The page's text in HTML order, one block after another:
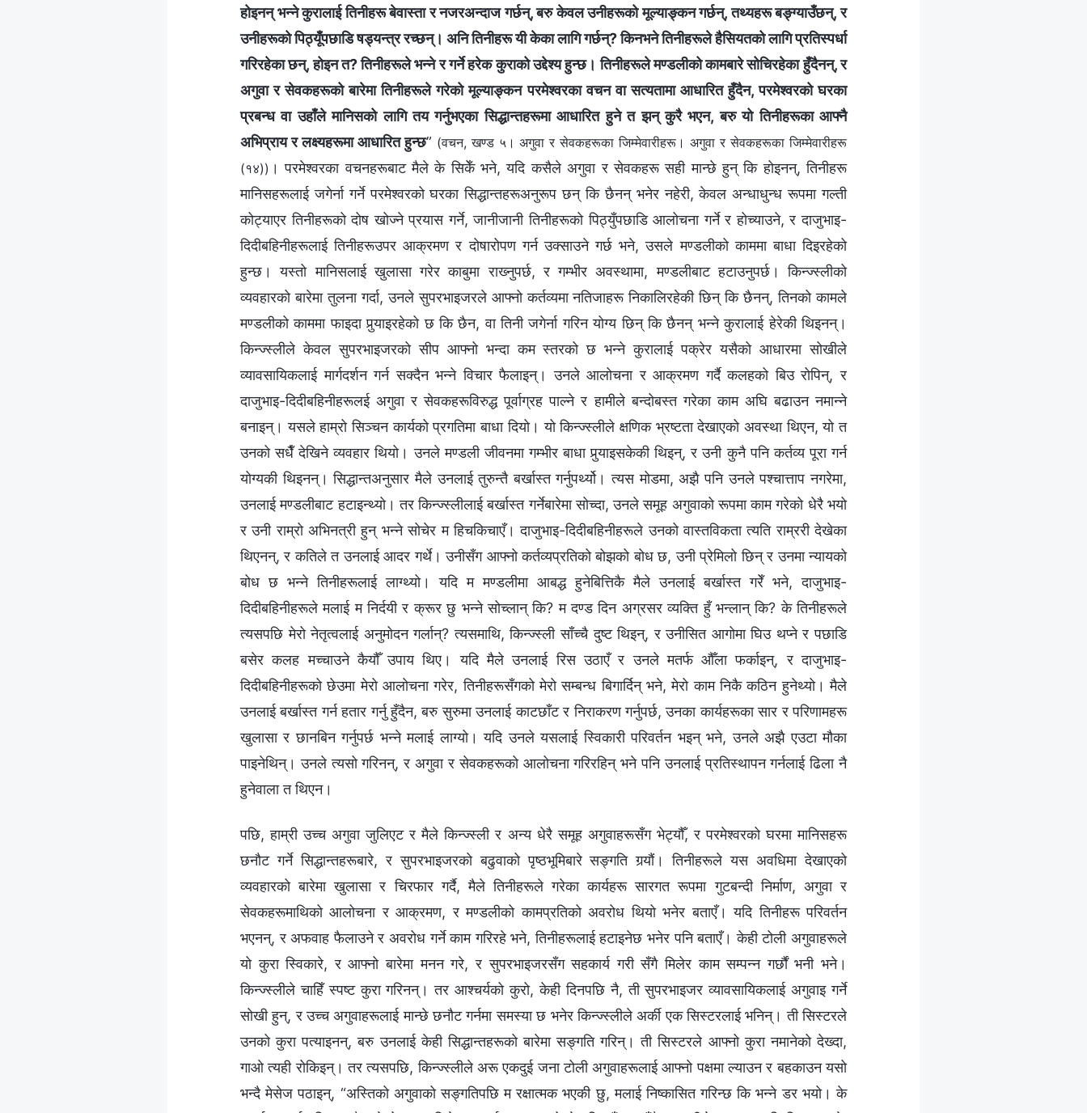
होइनन् भन्‍ने कुरालाई तिनीहरू बेवास्ता र नजरअन्दाज गर्छन्, बरु केवल उनीहरूको मूल्याङ्कन गर्छन्, तथ्यहरू बङ्ग्याउँछन्, र
उनीहरूको पिठ्यूँपछाडि षड्यन्त्र रच्छन्। अनि तिनीहरू यी केका लागि गर्छन्? किनभने तिनीहरूले हैसियतको लागि प्रतिस्पर्धा
गरिरहेका छन्, होइन त? तिनीहरूले भन्‍ने र गर्ने हरेक कुराको उद्देश्य हुन्छ। तिनीहरूले मण्डलीको कामबारे सोचिरहेका हुँदैनन्, र
अगुवा र सेवकहरूको बारेमा तिनीहरूले गरेको मूल्याङ्कन परमेश्‍वरका वचन वा सत्यतामा आधारित हुँदैन, परमेश्‍वरको घरका
प्रबन्ध वा उहाँले मानिसको लागि तय गर्नुभएका सिद्धान्तहरूमा आधारित हुने त झन् कुरै भएन, बरु यो तिनीहरूका आफ्नै
अभिप्राय र लक्ष्यहरूमा आधारित हुन्छ” (वचन, खण्ड ५। अगुवा र सेवकहरूका जिम्‍मेवारीहरू। अगुवा र सेवकहरूका जिम्‍मेवारीहरू
(१४)) । परमेश्‍वरका वचनहरूबाट मैले के सिकेँ भने, यदि कसैले अगुवा र सेवकहरू सही मान्छे हुन् कि होइनन्, तिनीहरू
मानिसहरूलाई जगेर्ना गर्ने परमेश्‍वरको घरका सिद्धान्तहरूअनुरूप छन् कि छैनन् भनेर नहेरी, केवल अन्धाधुन्ध रूपमा गल्ती
कोट्याएर तिनीहरूको दोष खोज्ने प्रयास गर्ने, जानीजानी तिनीहरूको पिठ्युँपछाडि आलोचना गर्ने र होच्याउने, र दाजुभाइ-
दिदीबहिनीहरूलाई तिनीहरूउपर आक्रमण र दोषारोपण गर्न उक्साउने गर्छ भने, उसले मण्डलीको काममा बाधा दिइरहेको
हुन्छ। यस्तो मानिसलाई खुलासा गरेर काबुमा राख्‍नुपर्छ, र गम्‍भीर अवस्थामा, मण्डलीबाट हटाउनुपर्छ। किन्ज्स्लीको
व्यवहारको बारेमा तुलना गर्दा, उनले सुपरभाइजरले आफ्‍नो कर्तव्यमा नतिजाहरू निकालिरहेकी छिन् कि छैनन्, तिनको कामले
मण्डलीको काममा फाइदा पुर्‍याइरहेको छ कि छैन, वा तिनी जगेर्ना गरिन योग्य छिन् कि छैनन् भन्‍ने कुरालाई हेरेकी थिइनन्।
किन्ज्स्लीले केवल सुपरभाइजरको सीप आफ्नो भन्दा कम स्तरको छ भन्‍ने कुरालाई पक्रेर यसैको आधारमा सोखीले
व्यावसायिकलाई मार्गदर्शन गर्न सक्दैन भन्‍ने विचार फैलाइन्। उनले आलोचना र आक्रमण गर्दै कलहको बिउ रोपिन्, र
दाजुभाइ-दिदीबहिनीहरूलई अगुवा र सेवकहरूविरुद्ध पूर्वाग्रह पाल्‍ने र हामीले बन्दोबस्त गरेका काम अघि बढाउन नमान्‍ने
बनाइन्। यसले हाम्रो सिञ्‍चन कार्यको प्रगतिमा बाधा दियो। यो किन्ज्स्लीले क्षणिक भ्रष्टता देखाएको अवस्था थिएन, यो त
उनको सधैँ देखिने व्यवहार थियो। उनले मण्डली जीवनमा गम्‍भीर बाधा पुर्‍याइसकेकी थिइन्, र उनी कुनै पनि कर्तव्य पूरा गर्न
योग्यकी थिइनन्। सिद्धान्तअनुसार मैले उनलाई तुरुन्तै बर्खास्त गर्नुपर्थ्यो। त्यस मोडमा, अझै पनि उनले पश्‍चात्ताप नगरेमा,
उनलाई मण्डलीबाट हटाइन्थ्यो। तर किन्ज्स्लीलाई बर्खास्त गर्नेबारेमा सोच्दा, उनले समूह अगुवाको रूपमा काम गरेको धेरै भयो
र उनी राम्रो अभिनत्री हुन् भन्‍ने सोचेर म हिचकिचाएँ। दाजुभाइ-दिदीबहिनीहरूले उनको वास्तविकता त्यति राम्ररी देखेका
थिएनन्, र कतिले त उनलाई आदर गर्थे। उनीसँग आफ्‍नो कर्तव्यप्रतिको बोझको बोध छ, उनी प्रेमिलो छिन् र उनमा न्यायको
बोध छ भन्‍ने तिनीहरूलाई लाग्थ्यो। यदि म मण्डलीमा आबद्ध हुनेबित्तिकै मैले उनलाई बर्खास्त गरेँ भने, दाजुभाइ-
दिदीबहिनीहरूले मलाई म निर्दयी र क्रूर छु भन्‍ने सोच्लान् कि? म दण्ड दिन अग्रसर व्यक्ति हुँ भन्लान् कि? के तिनीहरूले
त्यसपछि मेरो नेतृत्वलाई अनुमोदन गर्लान्? त्यसमाथि, किन्ज्स्ली साँच्‍चै दुष्ट थिइन्, र उनीसित आगोमा घिउ थप्‍ने र पछाडि
बसेर कलह मच्‍चाउने कैयौँ उपाय थिए। यदि मैले उनलाई रिस उठाएँ र उनले मतर्फ औँला फर्काइन्, र दाजुभाइ-
दिदीबहिनीहरूको छेउमा मेरो आलोचना गरेर, तिनीहरूसँगको मेरो सम्‍बन्ध बिगार्दिन् भने, मेरो काम निकै कठिन हुनेथ्यो। मैले
उनलाई बर्खास्त गर्न हतार गर्नु हुँदैन, बरु सुरुमा उनलाई काटछाँट र निराकरण गर्नुपर्छ, उनका कार्यहरूका सार र परिणामहरू
खुलासा र छानबिन गर्नुपर्छ भन्‍ने मलाई लाग्यो। यदि उनले यसलाई स्विकारी परिवर्तन भइन् भने, उनले अझै एउटा मौका
पाइनेथिन्। उनले त्यसो गरिनन्, र अगुवा र सेवकहरूको आलोचना गरिरहिन् भने पनि उनलाई प्रतिस्थापन गर्नलाई ढिला नै
हुनेवाला त थिएन।
पछि, हाम्री उच्‍च अगुवा जुलिएट र मैले किन्ज्स्ली र अन्य धेरै समूह अगुवाहरूसँग भेट्यौँ, र परमेश्‍वरको घरमा मानिसहरू
छनौट गर्ने सिद्धान्तहरूबारे, र सुपरभाइजरको बढुवाको पृष्ठभूमिबारे सङ्गति गर्‍यौं। तिनीहरूले यस अवधिमा देखाएको
व्यवहारको बारेमा खुलासा र चिरफार गर्दै, मैले तिनीहरूले गरेका कार्यहरू सारगत रूपमा गुटबन्दी निर्माण, अगुवा र
सेवकहरूमाथिको आलोचना र आक्रमण, र मण्डलीको कामप्रतिको अवरोध थियो भनेर बताएँ। यदि तिनीहरू परिवर्तन
भएनन्, र अफवाह फैलाउने र अवरोध गर्ने काम गरिरहे भने, तिनीहरूलाई हटाइनेछ भनेर पनि बताएँ। केही टोली अगुवाहरूले
यो कुरा स्विकारे, र आफ्नो बारेमा मनन गरे, र सुपरभाइजरसँग सहकार्य गरी सँगै मिलेर काम सम्‍पन्‍न गर्छौं भनी भने।
किन्ज्स्लीले चाहिँ स्पष्ट कुरा गरिनन्। तर आश्‍चर्यको कुरो, केही दिनपछि नै, ती सुपरभाइजर व्यावसायिकलाई अगुवाइ गर्ने
सोखी हुन्, र उच्‍च अगुवाहरूलाई मान्छे छनौट गर्नमा समस्या छ भनेर किन्ज्स्लीले अर्की एक सिस्टरलाई भनिन्। ती सिस्टरले
उनको कुरा पत्याइनन्, बरु उनलाई केही सिद्धान्तहरूको बारेमा सङ्गति गरिन्। ती सिस्टरले आफ्‍नो कुरा नमानेको देख्दा,
गाओ त्यही रोकिइन्। तर त्यसपछि, किन्ज्स्लीले अरू एकदुई जना टोली अगुवाहरूलाई आफ्नो पक्षमा ल्याउन र बहकाउन यसो
भन्दै मेसेज पठाइन्, “अस्तिको अगुवाको सङ्गतिपछि म रक्षात्मक भएकी छु, मलाई निष्कासित गरिन्छ कि भन्‍ने डर भयो। के